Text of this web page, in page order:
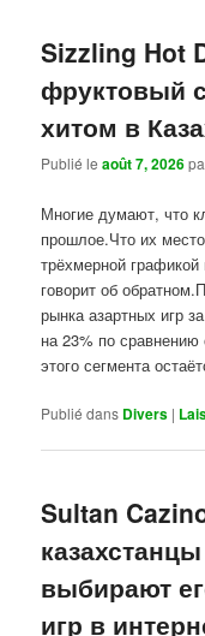
Sizzling Hot
фруктовый
хитом в
Publié leaoût 7, 2026
Многие думают, что
прошлое.Что их
трёхмерной
говорит об
рынка азартных игр
на 23% по
этого сегмента
Publié dans Divers |
Sultan
выбирают
игр в